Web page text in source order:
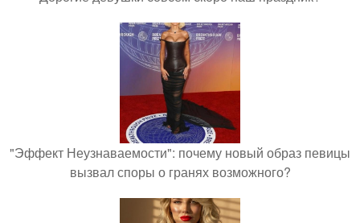
"Эффект Неузнаваемости": почему новый образ певицы
вызвал споры о гранях возможного?